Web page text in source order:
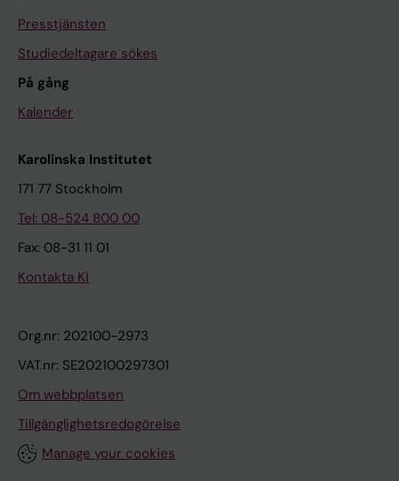
Presstjänsten
Studiedeltagare sökes
På gång
Kalender
Karolinska Institutet
171 77 Stockholm
Tel: 08-524 800 00
Fax: 08-31 11 01
Kontakta KI
Org.nr: 202100-2973
VAT.nr: SE202100297301
Om webbplatsen
Tillgänglighetsredogörelse
Manage your cookies